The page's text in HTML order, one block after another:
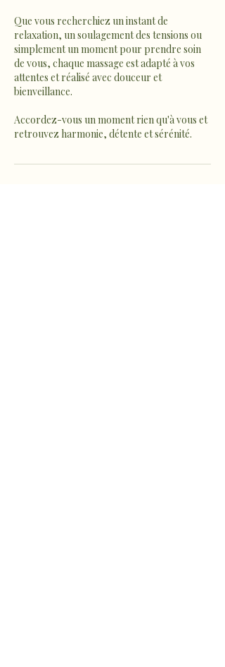
Que vous recherchiez un instant de
relaxation, un soulagement des tensions ou
simplement un moment pour prendre soin
de vous, chaque massage est adapté à vos
attentes et réalisé avec douceur et
bienveillance.
Accordez-vous un moment rien qu'à vous et
retrouvez harmonie, détente et sérénité.